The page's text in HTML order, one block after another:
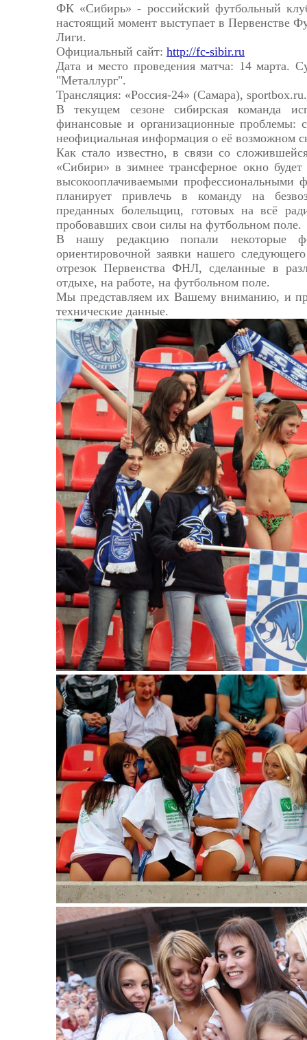
ФК «Сибирь» - российский футбольный
настоящий момент выступает в Первенстве
Лиги.
Официальный сайт: http://fc-sibir.ru
Дата и место проведения матча: 14 марта.
"Металлург".
Трансляция: «Россия-24» (Самара), sportbox.ru.
В текущем сезоне сибирская команда
финансовые и организационные проблемы:
неофициальная информация о её возможном
Как стало известно, в связи со
«Сибири» в зимнее трансферное окно будет
высокооплачиваемыми профессиональными
планирует привлечь в команду на
преданных болельщиц, готовых на всё
пробовавших свои силы на футбольном поле.
В нашу редакцию попали некоторые
ориентировочной заявки нашего
отрезок Первенства ФНЛ, сделанные в
отдыхе, на работе, на футбольном поле.
Мы представляем их Вашему вниманию, и
технические данные.